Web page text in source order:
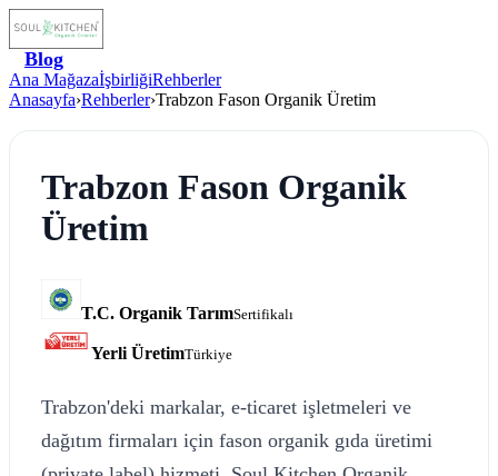
Blog
Ana MağazaİşbirliğiRehberler
Anasayfa›Rehberler›Trabzon Fason Organik Üretim
Trabzon Fason Organik
Üretim
T.C. Organik TarımSertifikalı
Yerli ÜretimTürkiye
Trabzon'deki markalar, e-ticaret işletmeleri ve
dağıtım firmaları için fason organik gıda üretimi